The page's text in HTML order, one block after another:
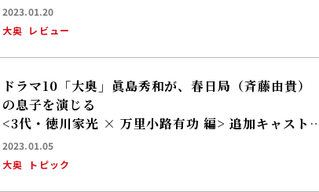
2023.01.20
大奥 レビュー
ドラマ10「大奥」眞島秀和が、春日局（斉藤由貴）
の息子を演じる
<3代・徳川家光 × 万里小路有功 編> 追加キャスト
決定！
2023.01.05
大奥
トピック